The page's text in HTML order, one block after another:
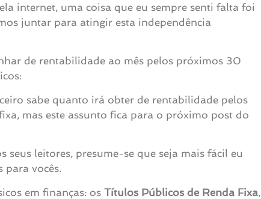
internet, uma coisa que eu sempre senti falta foi
juntar para atingir esta independência
de rentabilidade ao mês pelos próximos 30
sabe quanto irá obter de rentabilidade pelos
mas este assunto fica para o próximo post do
leitores, presume-se que seja mais fácil eu
para vocês.
em finanças: os Títulos Públicos de Renda Fixa,